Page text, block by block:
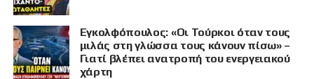
Εγκολφόπουλος: «Οι Τούρκοι όταν τους
μιλάς στη γλώσσα τους κάνουν πίσω» –
Γιατί βλέπει ανατροπή του ενεργειακού
χάρτη